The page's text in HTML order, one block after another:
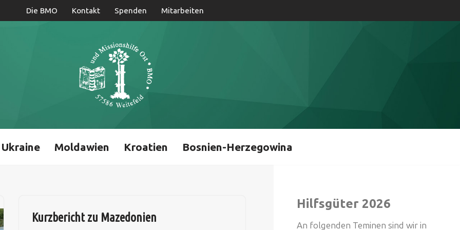
Die BMO Kontakt Spenden Mitarbeiten
Ukraine Moldawien Kroatien Bosnien-Herzegowina
Kurzbericht zu Mazedonien
Hilfsgüter 2026
An folgenden Teminen sind wir in